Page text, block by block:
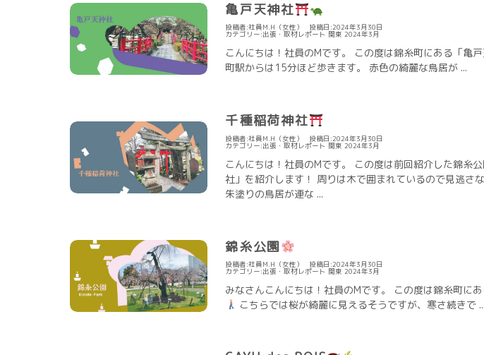
亀戸天神社
投稿者:社員M.H（女性） 投稿日:2024年3月30日
カテゴリー:出張・取材レポート 関東 2024年3月
こんにちは！社員のMです。 この度は錦糸町にある「亀
町駅からは15分ほど歩きます。 赤色の綺麗な鳥居が ...
千種稲荷神社
投稿者:社員M.H（女性） 投稿日:2024年3月30日
カテゴリー:出張・取材レポート 関東 2024年3月
こんにちは！社員のMです。 この度は前回紹介した錦糸
社」を紹介します！ 周りは木で囲まれているので見逃さ
朱塗りの鳥居が連な ...
錦糸公園
投稿者:社員M.H（女性） 投稿日:2024年3月30日
カテゴリー:出張・取材レポート 関東 2024年3月
みなさんこんにちは！社員のMです。 この度は錦糸町に
こちらでは桜が綺麗に見えるそうですが、寒さ続きで ...